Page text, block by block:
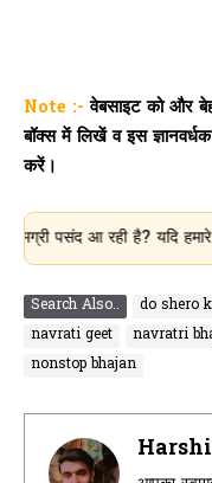
Note :- वेबसाइट को और
बॉक्स में लिखें व इस
करें।
आ रही है? यदि हमारे
Search Also.. do shero
navrati geet
navratri
nonstop bhajan